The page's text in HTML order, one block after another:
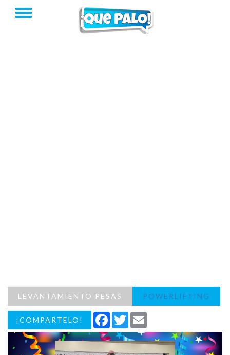
LEVANTAMIENTO PESAS POWERLIFTING
¡COMPARTELO! Facebook
Twitter